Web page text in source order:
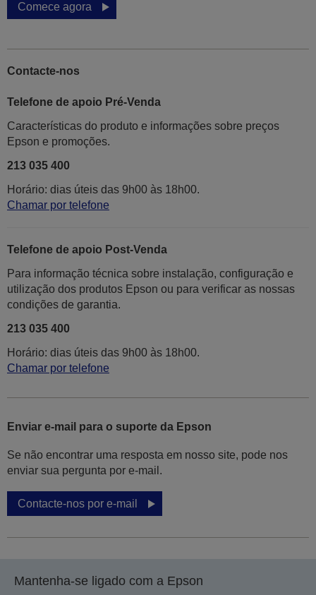
Comece agora
Contacte-nos
Telefone de apoio Pré-Venda
Características do produto e informações sobre preços
Epson e promoções.
213 035 400
Horário: dias úteis das 9h00 às 18h00.
Chamar por telefone
Telefone de apoio Post-Venda
Para informação técnica sobre instalação, configuração e
utilização dos produtos Epson ou para verificar as nossas
condições de garantia.
213 035 400
Horário: dias úteis das 9h00 às 18h00.
Chamar por telefone
Enviar e-mail para o suporte da Epson
Se não encontrar uma resposta em nosso site, pode nos
enviar sua pergunta por e-mail.
Contacte-nos por e-mail
Mantenha-se ligado com a Epson